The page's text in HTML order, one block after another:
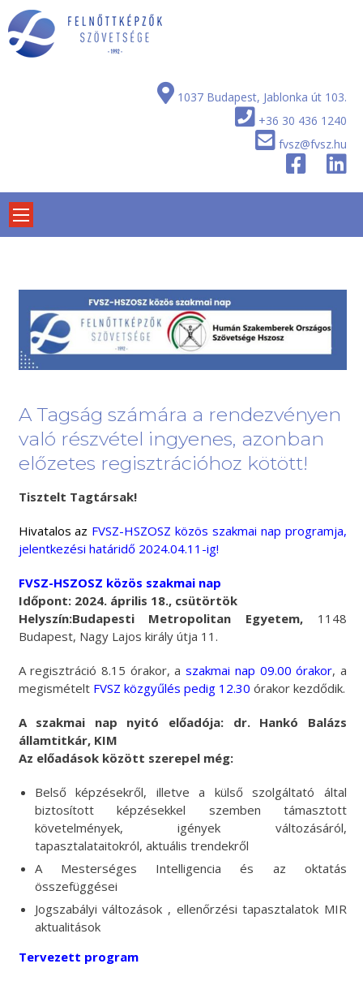
Skip
to
content
1037 Budapest, Jablonka út 103.
+36 30 436 1240
fvsz@fvsz.hu
A Tagság számára a rendezvényen
való részvétel ingyenes, azonban
előzetes regisztrációhoz kötött!
Tisztelt Tagtársak!
Hivatalos az FVSZ-HSZOSZ közös szakmai nap programja,
jelentkezési határidő 2024.04.11-ig!
FVSZ-HSZOSZ közös szakmai nap
Időpont: 2024. április 18., csütörtök
Helyszín:Budapesti Metropolitan Egyetem, 1148
Budapest, Nagy Lajos király útja 11.
A regisztráció 8.15 órakor, aszakmai nap 09.00 órakor, a
megismételt FVSZ közgyűlés pedig 12.30 órakor kezdődik.
A szakmai nap nyitó előadója: dr. Hankó Balázs
államtitkár, KIM
Az előadások között szerepel még:
Belső képzésekről, illetve a külső szolgáltató által
biztosított képzésekkel szemben támasztott
követelmények, igények változásáról,
tapasztalataitokról, aktuális trendekről
A Mesterséges Intelligencia és az oktatás
összefüggései
Jogszabályi változások , ellenőrzési tapasztalatok MIR
aktualitások
Tervezett program